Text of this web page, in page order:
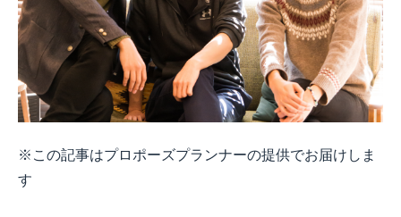
※この記事はプロポーズプランナーの提供でお届けしま
す